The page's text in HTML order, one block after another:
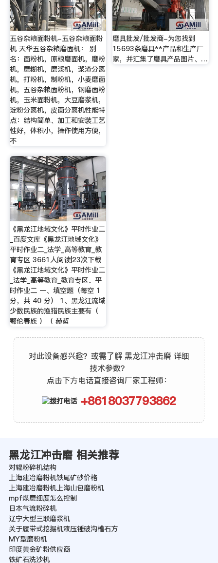
五谷杂粮面粉机-五谷杂粮面粉
机 天华五谷杂粮磨面机： 别
名：面粉机，原粮磨面机，磨粉
机，磨糊机，磨浆机，浆渣分离
机，打粉机，制粉机，小麦磨面
机，五谷杂粮面粉机，钢磨面粉
机，玉米面粉机，大豆磨浆机，
淀粉分离机，皮面分离机性能特
点：结构简单、加工和安装工艺
性好，体积小，操作使用方便，
不
磨具批发/批发商-为您找到
15693条磨具**产品和生产厂
家，并汇集了磨具产品图片、…
《黑龙江地域文化》平时作业二
_百度文库《黑龙江地域文化》
平时作业二_法学_高等教育_教
育专区 3661人阅读|23次下载
《黑龙江地域文化》平时作业二
_法学_高等教育_教育专区。平
时作业二 一、填空题（每空 1
分，共 40 分） 1、黑龙江流域
少数民族的渔猎民族主要有（
鄂伦春族 ）（ 赫哲
对此设备感兴趣？或需了解 黑龙江冲击磨 详细
技术参数？
点击下方电话直接咨询厂家工程师：
+8618037793862
黑龙江冲击磨 相关推荐
对辊粉碎机结构
上海建冶磨粉机铁尾矿砂价格
上海建冶磨粉机上海山包磨粉机
mpf煤磨细度怎么控制
日本气流粉碎机
辽宁大型三联磨浆机
关于履带式挖掘机液压锤破沟槽石方
MY型磨粉机
印度黄金矿粉供应商
铁矿石洗沙机